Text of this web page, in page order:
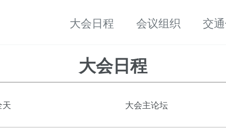
大会日程 会议组织 交
大会日程
天 大会主论坛